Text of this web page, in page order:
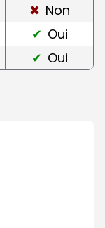
Non
Oui
Oui